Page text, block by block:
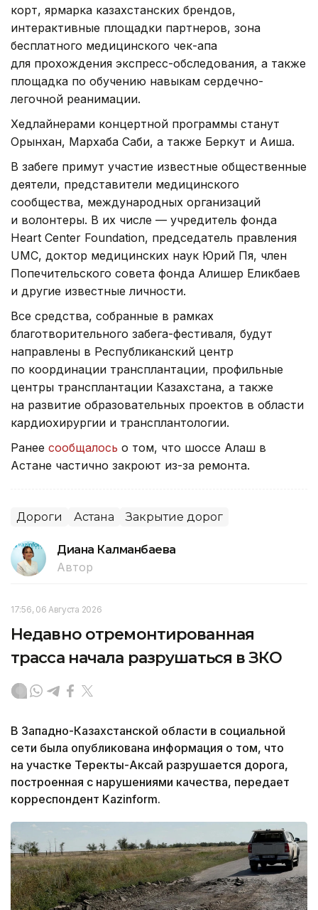
корт, ярмарка казахстанских брендов,
интерактивные площадки партнеров, зона
бесплатного медицинского чек-апа
для прохождения экспресс-обследования, а также
площадка по обучению навыкам сердечно-
легочной реанимации.
Хедлайнерами концертной программы станут
Орынхан, Мархаба Саби, а также Беркут и Аиша.
В забеге примут участие известные общественные
деятели, представители медицинского
сообщества, международных организаций
и волонтеры. В их числе — учредитель фонда
Heart Center Foundation, председатель правления
UMC, доктор медицинских наук Юрий Пя, член
Попечительского совета фонда Алишер Еликбаев
и другие известные личности.
Все средства, собранные в рамках
благотворительного забега-фестиваля, будут
направлены в Республиканский центр
по координации трансплантации, профильные
центры трансплантации Казахстана, а также
на развитие образовательных проектов в области
кардиохирургии и трансплантологии.
Ранее сообщалось о том, что шоссе Алаш в
Астане частично закроют из-за ремонта.
Дороги Астана Закрытие дорог
Диана Калманбаева
Автор
17:56, 06 Августа 2026
Недавно отремонтированная
трасса начала разрушаться в ЗКО
В Западно-Казахстанской области в социальной
сети была опубликована информация о том, что
на участке Теректы-Аксай разрушается дорога,
построенная с нарушениями качества, передает
корреспондент Kazinform.